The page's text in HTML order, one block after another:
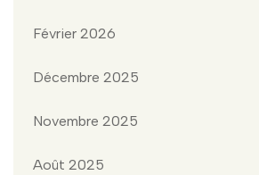
Février 2026
Décembre 2025
Novembre 2025
Août 2025